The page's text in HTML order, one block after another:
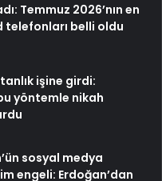
Temmuz 2026’nın en
telefonları belli oldu
işine girdi:
yöntemle nikah
sosyal medya
engeli: Erdoğan’dan